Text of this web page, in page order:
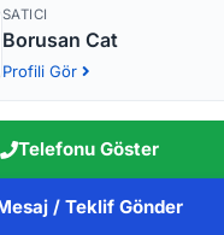
SATICI
Borusan Cat
Profili Gör
Telefonu Göster
/ Teklif Gönder